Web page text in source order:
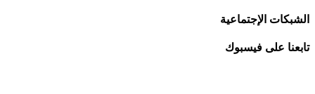
الشبكات الإجتماعية
تابعنا على فيسبوك